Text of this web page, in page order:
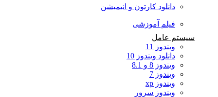
دانلود کارتون و انیمیشن
فیلم آموزشی
سیستم عامل
ویندوز 11
دانلود ویندوز 10
ویندوز 8 و 8.1
ویندوز 7
ویندوز xp
ویندوز سرور